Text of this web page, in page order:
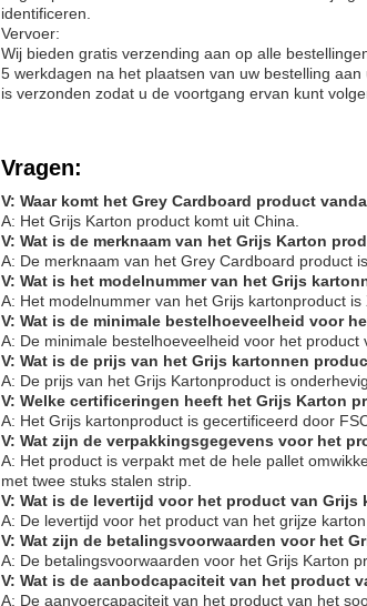
identificeren.
Vervoer:
Wij bieden gratis verzending aan op alle
5 werkdagen na het plaatsen van uw bestelling
is verzonden zodat u de voortgang ervan kunt
Vragen:
V: Waar komt het Grey Cardboard product
A: Het Grijs Karton product komt uit China.
V: Wat is de merknaam van het Grijs Karton
A: De merknaam van het Grey Cardboard product
V: Wat is het modelnummer van het Grijs
A: Het modelnummer van het Grijs kartonproduct is
V: Wat is de minimale bestelhoeveelheid voor
A: De minimale bestelhoeveelheid voor het
V: Wat is de prijs van het Grijs kartonnen
A: De prijs van het Grijs Kartonproduct is
V: Welke certificeringen heeft het Grijs Karton
A: Het Grijs kartonproduct is gecertificeerd door
V: Wat zijn de verpakkingsgegevens voor het
A: Het product is verpakt met de hele pallet
met twee stuks stalen strip.
V: Wat is de levertijd voor het product van Grijs
A: De levertijd voor het product van het grijze
V: Wat zijn de betalingsvoorwaarden voor het
A: De betalingsvoorwaarden voor het Grijs Karton
V: Wat is de aanbodcapaciteit van het product
A: De aanvoercapaciteit van het product van het